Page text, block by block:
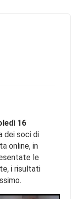
16
dei soci di
online, in
le
i risultati